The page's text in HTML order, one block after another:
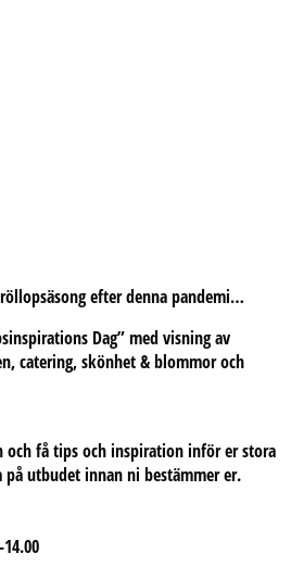
efter denna pandemi…
Dag” med visning av
catering, skönhet & blommor och
få tips och inspiration inför er stora
på utbudet innan ni bestämmer er.